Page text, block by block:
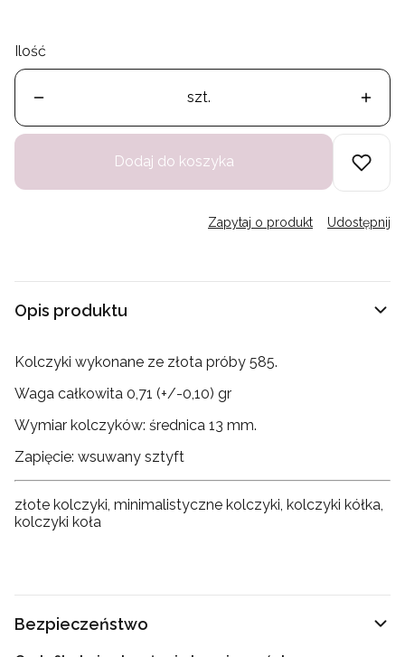
Ilość
szt.
Dodaj do koszyka
Zapytaj o produkt Udostępnij
Opis produktu
Kolczyki wykonane ze złota próby 585.
Waga całkowita 0,71 (+/-0,10) gr
Wymiar kolczyków: średnica 13 mm.
Zapięcie: wsuwany sztyft
złote kolczyki, minimalistyczne kolczyki, kolczyki kółka,
kolczyki koła
Bezpieczeństwo